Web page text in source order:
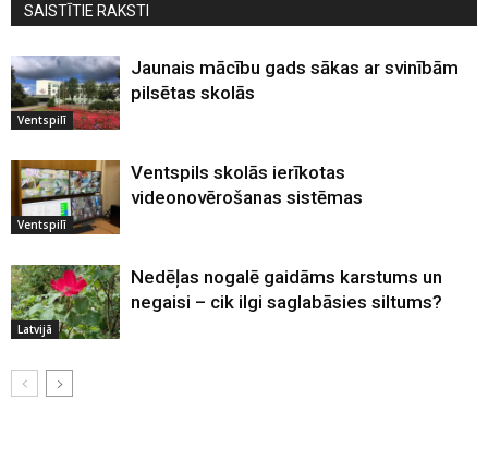
SAISTĪTIE RAKSTI
Ventspilī
Jaunais mācību gads sākas ar svinībām
pilsētas skolās
Ventspilī
Ventspils skolās ierīkotas
videonovērošanas sistēmas
Latvijā
Nedēļas nogalē gaidāms karstums un
negaisi – cik ilgi saglabāsies siltums?